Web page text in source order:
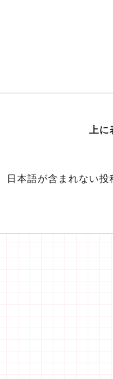
上に
日本語が含まれない投